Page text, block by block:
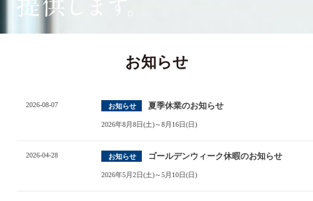
お知らせ
2026-08-07 お知らせ 夏季休業のお知らせ
2026年8月8日(土)～8月16日(日)
2026-04-28 お知らせ ゴールデンウィーク休暇のお知らせ
2026年5月2日(土)～5月10日(日)